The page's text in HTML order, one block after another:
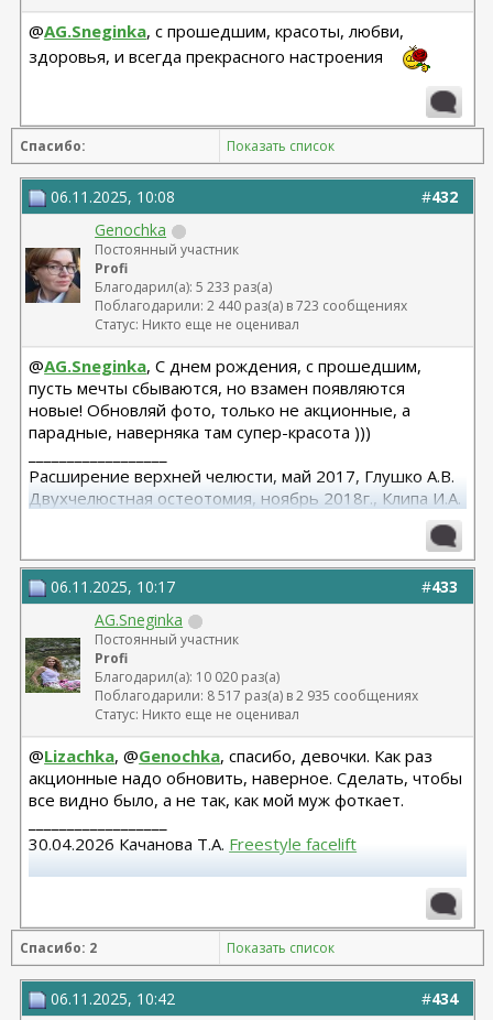
@AG.Sneginka, с прошедшим, красоты, любви,
здоровья, и всегда прекрасного настроения
Спасибо: Показать список
#432
06.11.2025, 10:08
Genochka
Постоянный участник
Profi
Благодарил(а): 5 233 раз(а)
Поблагодарили: 2 440 раз(а) в 723 сообщениях
Статус: Никто еще не оценивал
@AG.Sneginka, С днем рождения, с прошедшим,
пусть мечты сбываются, но взамен появляются
новые! Обновляй фото, только не акционные, а
парадные, наверняка там супер-красота )))
Расширение верхней челюсти, май 2017, Глушко А.В.
Двухчелюстная остеотомия, ноябрь 2018г., Клипа И.А.
Маммопластика (подтяжка без имплантов с редукцией
#433
06.11.2025, 10:17
AG.Sneginka
Постоянный участник
Profi
Благодарил(а): 10 020 раз(а)
Поблагодарили: 8 517 раз(а) в 2 935 сообщениях
Статус: Никто еще не оценивал
@Lizachka, @Genochka, спасибо, девочки. Как раз
акционные надо обновить, наверное. Сделать, чтобы
все видно было, а не так, как мой муж фоткает.
30.04.2026 Качанова Т.А. Freestyle facelift
Спасибо: 2 Показать список
#434
06.11.2025, 10:42